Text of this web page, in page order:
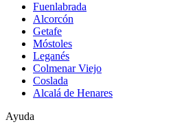
Fuenlabrada
Alcorcón
Getafe
Móstoles
Leganés
Colmenar Viejo
Coslada
Alcalá de Henares
Ayuda